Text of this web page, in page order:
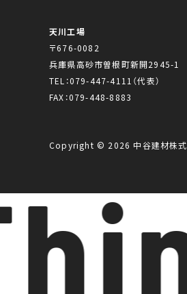
天川工場
〒676-0082
兵庫県高砂市曽根町新開2945-1
TEL：079-447-4111 （代表）
FAX：079-448-8883
Copyright © 2026 中谷建材株